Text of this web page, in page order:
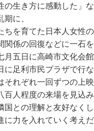
の生き方に感動した」
に、
を育てた日本人女性
関係の回復などに一石
五日に高崎市文化会館
足利市民プラザで行な
れぞれ一回ずつの上映
百人程度の来場を見込
との理解と友好なく
力を入れていく考えだ